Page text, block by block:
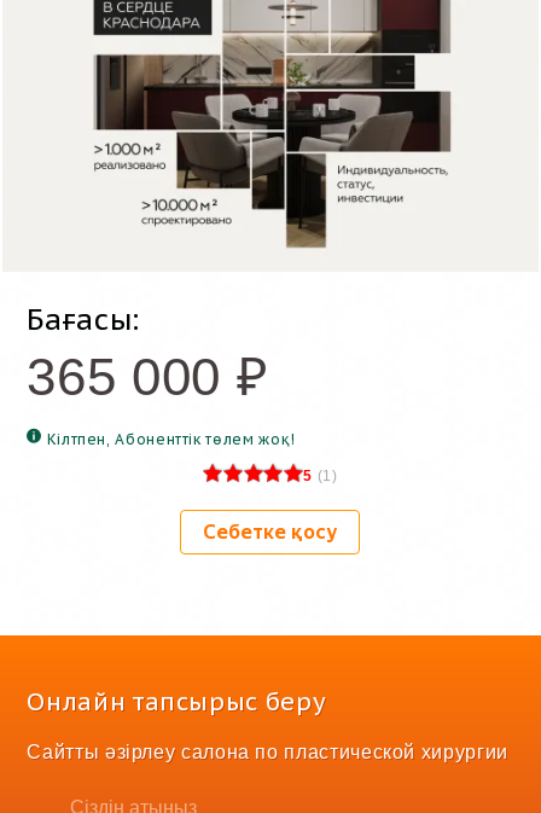
Онлайн тапсырыс беру
Сайтты әзірлеу салона по пластической хирургии
Бағасы:
365 000 ₽
Кілтпен, Абоненттік төлем жоқ!
5 (1)
Себетке қосу